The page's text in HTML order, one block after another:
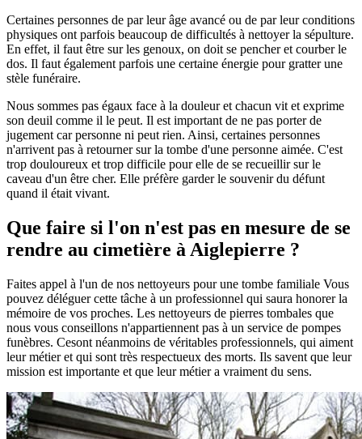
Certaines personnes de par leur âge avancé ou de par leur conditions
physiques ont parfois beaucoup de difficultés à nettoyer la sépulture.
En effet, il faut être sur les genoux, on doit se pencher et courber le
dos. Il faut également parfois une certaine énergie pour gratter une
stèle funéraire.
Nous sommes pas égaux face à la douleur et chacun vit et exprime
son deuil comme il le peut. Il est important de ne pas porter de
jugement car personne ni peut rien. Ainsi, certaines personnes
n'arrivent pas à retourner sur la tombe d'une personne aimée. C'est
trop douloureux et trop difficile pour elle de se recueillir sur le
caveau d'un être cher. Elle préfère garder le souvenir du défunt
quand il était vivant.
Que faire si l'on n'est pas en mesure de se
rendre au cimetière à Aiglepierre ?
Faites appel à l'un de nos nettoyeurs pour une tombe familiale Vous
pouvez déléguer cette tâche à un professionnel qui saura honorer la
mémoire de vos proches. Les nettoyeurs de pierres tombales que
nous vous conseillons n'appartiennent pas à un service de pompes
funèbres. Cesont néanmoins de véritables professionnels, qui aiment
leur métier et qui sont très respectueux des morts. Ils savent que leur
mission est importante et que leur métier a vraiment du sens.